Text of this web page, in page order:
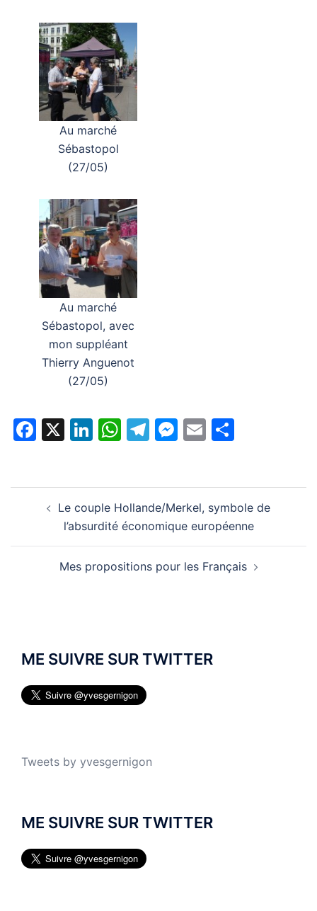
Au marché
Sébastopol
(27/05)
Au marché
Sébastopol, avec
mon suppléant
Thierry Anguenot
(27/05)
Facebook
X LinkedIn
WhatsApp
Telegram
Messenger
Email
d’articleLe couple Hollande/Merkel, symbole de
l’absurdité économique européenne
Mes propositions pour les Français
ME SUIVRE SUR TWITTER
Tweets by yvesgernigon
ME SUIVRE SUR TWITTER